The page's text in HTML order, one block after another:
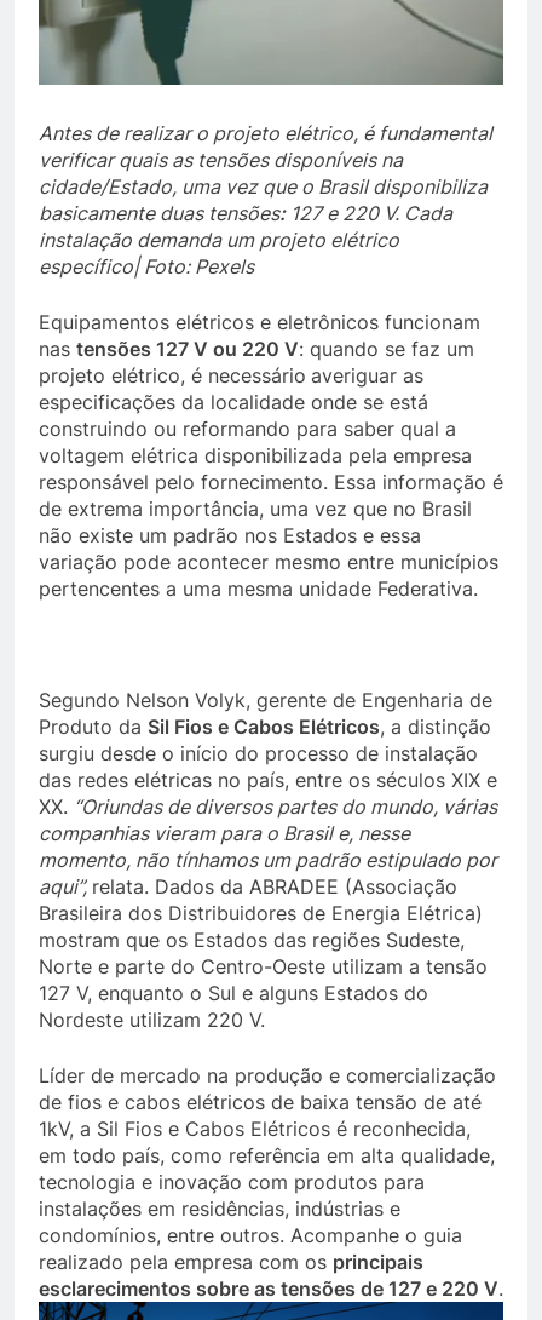
Antes de realizar o projeto elétrico, é fundamental
verificar quais as tensões disponíveis na
cidade/Estado, uma vez que o Brasil disponibiliza
basicamente duas tensões: 127 e 220 V. Cada
instalação demanda um projeto elétrico
específico| Foto: Pexels
Equipamentos elétricos e eletrônicos funcionam
nas tensões 127 V ou 220 V: quando se faz um
projeto elétrico, é necessário averiguar as
especificações da localidade onde se está
construindo ou reformando para saber qual a
voltagem elétrica disponibilizada pela empresa
responsável pelo fornecimento. Essa informação é
de extrema importância, uma vez que no Brasil
não existe um padrão nos Estados e essa
variação pode acontecer mesmo entre municípios
pertencentes a uma mesma unidade Federativa.
Segundo Nelson Volyk, gerente de Engenharia de
Produto da Sil Fios e Cabos Elétricos, a distinção
surgiu desde o início do processo de instalação
das redes elétricas no país, entre os séculos XIX e
XX. “Oriundas de diversos partes do mundo, várias
companhias vieram para o Brasil e, nesse
momento, não tínhamos um padrão estipulado por
aqui”, relata. Dados da ABRADEE (Associação
Brasileira dos Distribuidores de Energia Elétrica)
mostram que os Estados das regiões Sudeste,
Norte e parte do Centro-Oeste utilizam a tensão
127 V, enquanto o Sul e alguns Estados do
Nordeste utilizam 220 V.
Líder de mercado na produção e comercialização
de fios e cabos elétricos de baixa tensão de até
1kV, a Sil Fios e Cabos Elétricos é reconhecida,
em todo país, como referência em alta qualidade,
tecnologia e inovação com produtos para
instalações em residências, indústrias e
condomínios, entre outros. Acompanhe o guia
realizado pela empresa com os principais
esclarecimentos sobre as tensões de 127 e 220 V.